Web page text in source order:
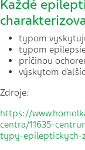
Každé
typom
typom
príčinou
výskytom
Zdroje:
https://
centra/11635-
typy-epileptickych-